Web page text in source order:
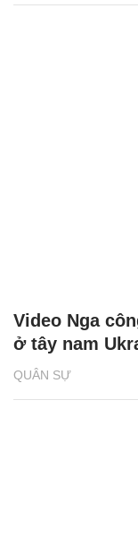
QUÂN SỰ
Video Nga
ở tây nam